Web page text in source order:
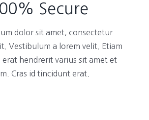
Secure
dolor sit amet, consectetur
Vestibulum a lorem velit. Etiam
erat hendrerit varius sit amet et
Cras id tincidunt erat.